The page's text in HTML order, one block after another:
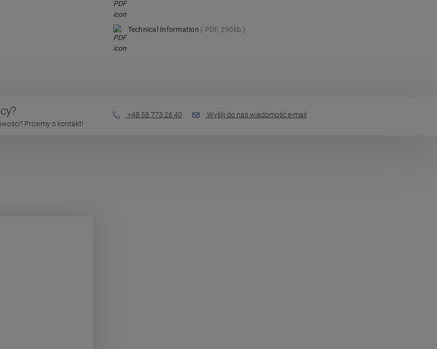
Technical Information PDF, 290kb
Prosimy o kontakt!
+48 58 773 26 40 Wyślij do nas wiadomość e-mail